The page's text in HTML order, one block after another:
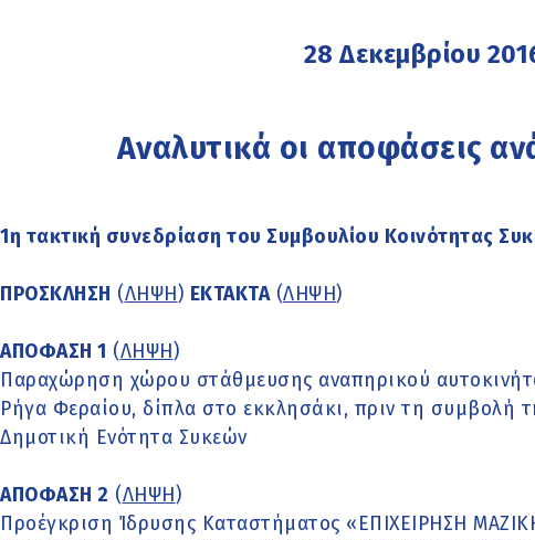
28 Δεκεμβρίου
Αναλυτικά οι αποφάσεις
1η τακτική συνεδρίαση του Συμβουλίου Κοινότητας
ΠΡΟΣΚΛΗΣΗ (ΛΗΨΗ) ΕΚΤΑΚΤΑ(ΛΗΨΗ)
ΑΠΟΦΑΣΗ 1 (ΛΗΨΗ)
Παραχώρηση χώρου στάθμευσης αναπηρικού
Ρήγα Φεραίου, δίπλα στο εκκλησάκι, πριν τη συμβολή
Δημοτική Ενότητα Συκεών
ΑΠΟΦΑΣΗ 2 (ΛΗΨΗ)
Προέγκριση Ίδρυσης Καταστήματος «ΕΠΙΧΕΙΡΗΣΗ